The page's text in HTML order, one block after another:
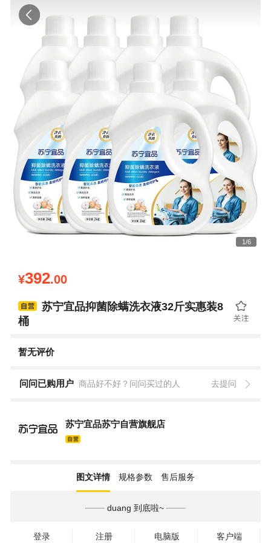
1/6
¥392.00
苏宁宜品抑菌除螨洗衣液32斤实惠装8
桶
暂无评价
问问已购用户 商品好不好？问问买过的人 去提问
苏宁宜品苏宁自营旗舰店
图文详情 规格参数 售后服务
duang 到底啦~
登录 注册 电脑版 客户端